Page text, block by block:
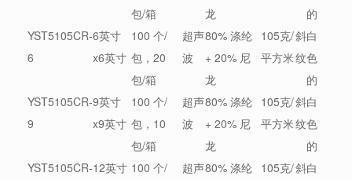
包/箱
龙
的
YST5105CR-
6
6英寸
x6英寸
100 个/
包，20
包/箱
超声
波
80% 涤纶
+ 20% 尼
龙
105克/
平方米
斜
纹
白
色
的
YST5105CR-
9
9英寸
x9英寸
100 个/
包，10
包/箱
超声
波
80% 涤纶
+ 20% 尼
龙
105克/
平方米
斜
纹
白
色
的
YST5105CR-12英寸 100 个/
超声80% 涤纶 105克/斜白